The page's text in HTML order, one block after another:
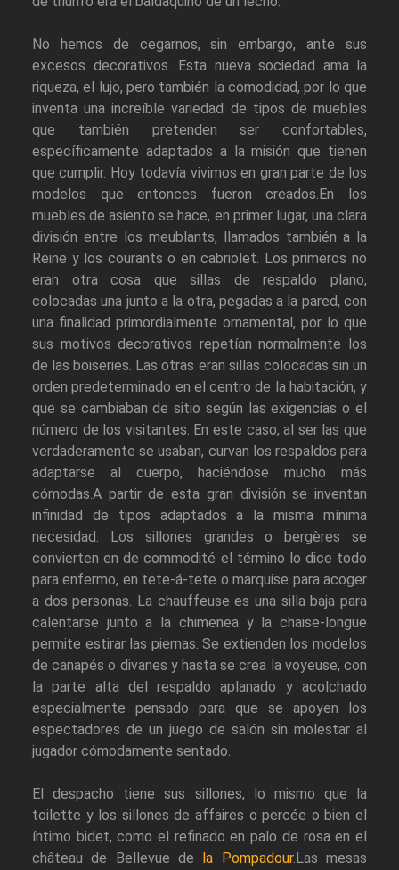
No hemos de cegarnos, sin embargo, ante sus
excesos decorativos. Esta nueva sociedad ama la
riqueza, el lujo, pero también la comodidad, por lo que
inventa una increíble variedad de tipos de muebles
que también pretenden ser confortables,
específicamente adaptados a la misión que tienen
que cumplir. Hoy todavía vivimos en gran parte de los
modelos que entonces fueron creados.En los
muebles de asiento se hace, en primer lugar, una clara
división entre los meublants, llamados también a la
Reine y los courants o en cabriolet. Los primeros no
eran otra cosa que sillas de respaldo plano,
colocadas una junto a la otra, pegadas a la pared, con
una finalidad primordialmente ornamental, por lo que
sus motivos decorativos repetían normalmente los
de las boiseries. Las otras eran sillas colocadas sin un
orden predeterminado en el centro de la habitación, y
que se cambiaban de sitio según las exigencias o el
número de los visitantes. En este caso, al ser las que
verdaderamente se usaban, curvan los respaldos para
adaptarse al cuerpo, haciéndose mucho más
cómodas.A partir de esta gran división se inventan
infinidad de tipos adaptados a la misma mínima
necesidad. Los sillones grandes o bergères se
convierten en de commodité el término lo dice todo
para enfermo, en tete-á-tete o marquise para acoger
a dos personas. La chauffeuse es una silla baja para
calentarse junto a la chimenea y la chaise-longue
permite estirar las piernas. Se extienden los modelos
de canapés o divanes y hasta se crea la voyeuse, con
la parte alta del respaldo aplanado y acolchado
especialmente pensado para que se apoyen los
espectadores de un juego de salón sin molestar al
jugador cómodamente sentado.
El despacho tiene sus sillones, lo mismo que la
toilette y los sillones de affaires o percée o bien el
íntimo bidet, como el refinado en palo de rosa en el
château de Bellevue de
la Pompadour.Las mesas